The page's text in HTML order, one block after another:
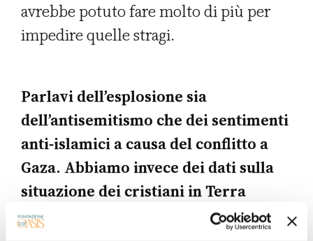
avrebbe potuto fare molto di più per
impedire quelle stragi.
Parlavi dell’esplosione sia
dell’antisemitismo che dei sentimenti
anti-islamici a causa del conflitto a
Gaza. Abbiamo invece dei dati sulla
situazione dei cristiani in Terra
Santa?